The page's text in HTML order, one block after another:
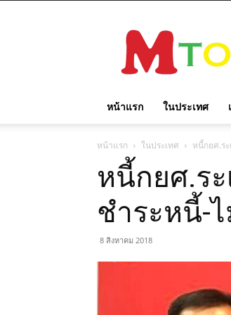
หน้าแรก ในประเทศ
หน้าแรก ในประเทศ หนี้กยศ.ร
หนี้กยศ.ระ
ชำระหนี้-
8 สิงหาคม 2018